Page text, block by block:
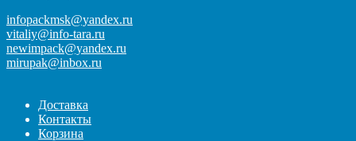
infopackmsk@yandex.ru
vitaliy@info-tara.ru
newimpack@yandex.ru
mirupak@inbox.ru
Доставка
Контакты
Корзина